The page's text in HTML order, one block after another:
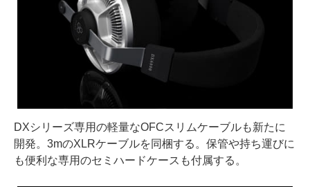
DXシリーズ専用の軽量なOFCスリムケーブルも新たに
開発。3mのXLRケーブルを同梱する。保管や持ち運びに
も便利な専用のセミハードケースも付属する。